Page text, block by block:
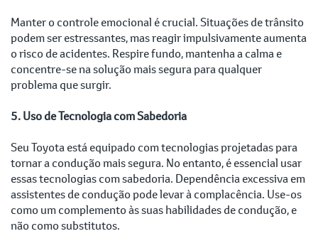
Manter o controle emocional é crucial. Situações de trânsito
podem ser estressantes, mas reagir impulsivamente aumenta
o risco de acidentes. Respire fundo, mantenha a calma e
concentre-se na solução mais segura para qualquer
problema que surgir.
5. Uso de Tecnologia com Sabedoria
Seu Toyota está equipado com tecnologias projetadas para
tornar a condução mais segura. No entanto, é essencial usar
essas tecnologias com sabedoria. Dependência excessiva em
assistentes de condução pode levar à complacência. Use-os
como um complemento às suas habilidades de condução, e
não como substitutos.